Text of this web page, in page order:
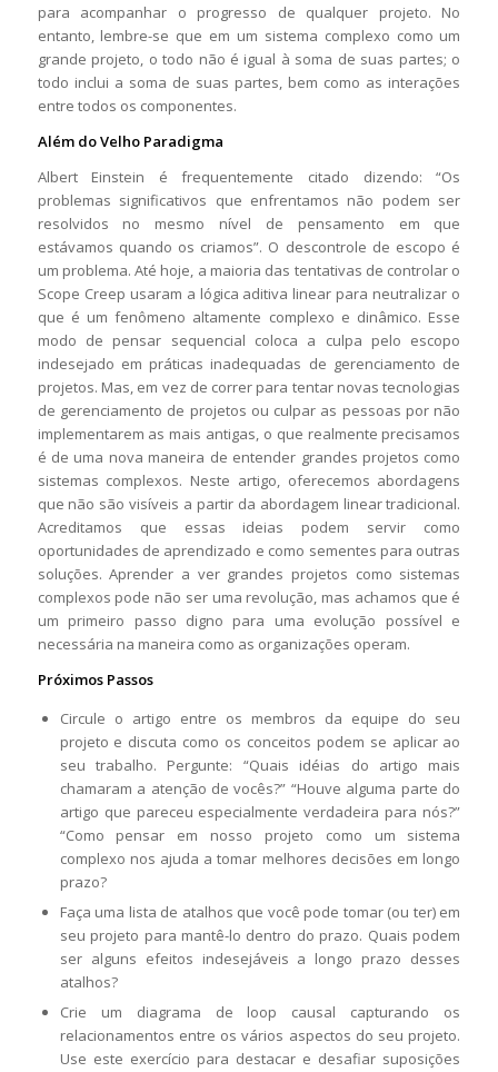
para acompanhar o progresso de qualquer projeto. No
entanto, lembre-se que em um sistema complexo como um
grande projeto, o todo não é igual à soma de suas partes; o
todo inclui a soma de suas partes, bem como as interações
entre todos os componentes.
Além do Velho Paradigma
Albert Einstein é frequentemente citado dizendo: “Os
problemas significativos que enfrentamos não podem ser
resolvidos no mesmo nível de pensamento em que
estávamos quando os criamos”. O descontrole de escopo é
um problema. Até hoje, a maioria das tentativas de controlar o
Scope Creep usaram a lógica aditiva linear para neutralizar o
que é um fenômeno altamente complexo e dinâmico. Esse
modo de pensar sequencial coloca a culpa pelo escopo
indesejado em práticas inadequadas de gerenciamento de
projetos. Mas, em vez de correr para tentar novas tecnologias
de gerenciamento de projetos ou culpar as pessoas por não
implementarem as mais antigas, o que realmente precisamos
é de uma nova maneira de entender grandes projetos como
sistemas complexos. Neste artigo, oferecemos abordagens
que não são visíveis a partir da abordagem linear tradicional.
Acreditamos que essas ideias podem servir como
oportunidades de aprendizado e como sementes para outras
soluções. Aprender a ver grandes projetos como sistemas
complexos pode não ser uma revolução, mas achamos que é
um primeiro passo digno para uma evolução possível e
necessária na maneira como as organizações operam.
Próximos Passos
Circule o artigo entre os membros da equipe do seu
projeto e discuta como os conceitos podem se aplicar ao
seu trabalho. Pergunte: “Quais idéias do artigo mais
chamaram a atenção de vocês?” “Houve alguma parte do
artigo que pareceu especialmente verdadeira para nós?”
“Como pensar em nosso projeto como um sistema
complexo nos ajuda a tomar melhores decisões em longo
prazo?
Faça uma lista de atalhos que você pode tomar (ou ter) em
seu projeto para mantê-lo dentro do prazo. Quais podem
ser alguns efeitos indesejáveis a longo prazo desses
atalhos?
Crie um diagrama de loop causal capturando os
relacionamentos entre os vários aspectos do seu projeto.
Use este exercício para destacar e desafiar suposições